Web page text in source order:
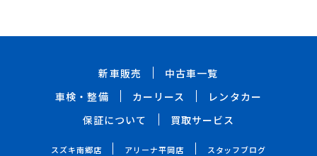
新車販売
中古車一覧
車検・整備
カーリース
レンタカー
保証について
買取サービス
スズキ南郷店 アリーナ平岡店 スタッフブログ